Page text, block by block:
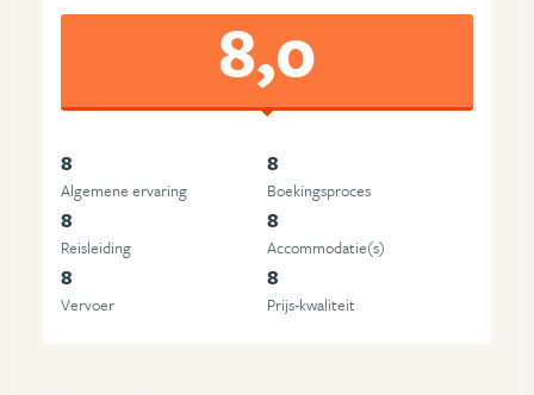
8,0
8
Algemene ervaring
8
Boekingsproces
8
Reisleiding
8
Accommodatie(s)
8
Vervoer
8
Prijs-kwaliteit